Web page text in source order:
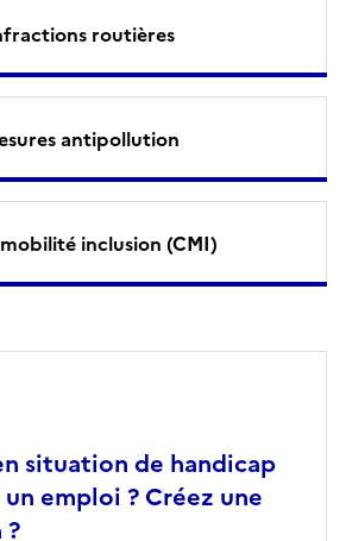
routières
antipollution
inclusion (CMI)
situation de handicap
emploi ? Créez une